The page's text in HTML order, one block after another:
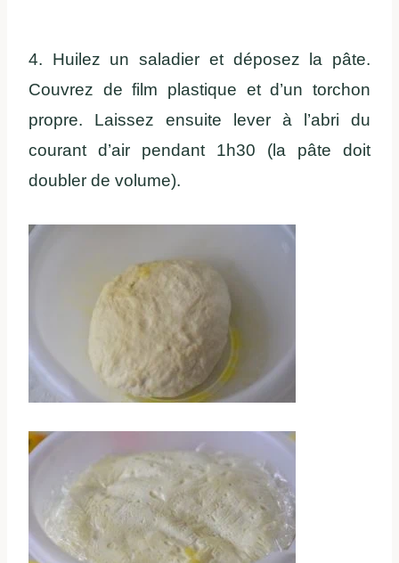
4. Huilez un saladier et déposez la pâte.
Couvrez de film plastique et d’un torchon
propre. Laissez ensuite lever à l’abri du
courant d’air pendant 1h30 (la pâte doit
doubler de volume).